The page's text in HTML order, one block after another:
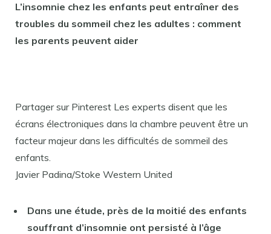
L’insomnie chez les enfants peut entraîner des
troubles du sommeil chez les adultes : comment
les parents peuvent aider
Partager sur Pinterest Les experts disent que les
écrans électroniques dans la chambre peuvent être un
facteur majeur dans les difficultés de sommeil des
enfants.
Javier Padina/Stoke Western United
Dans une étude, près de la moitié des enfants
souffrant d’insomnie ont persisté à l’âge